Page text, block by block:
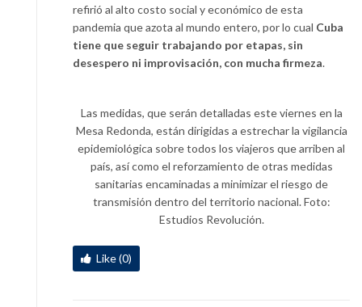
refirió al alto costo social y económico de esta
pandemia que azota al mundo entero, por lo cual Cuba
tiene que seguir trabajando por etapas, sin
desespero ni improvisación, con mucha firmeza.
Las medidas, que serán detalladas este viernes en la
Mesa Redonda, están dirigidas a estrechar la vigilancia
epidemiológica sobre todos los viajeros que arriben al
país, así como el reforzamiento de otras medidas
sanitarias encaminadas a minimizar el riesgo de
transmisión dentro del territorio nacional. Foto:
Estudios Revolución.
Like (0)